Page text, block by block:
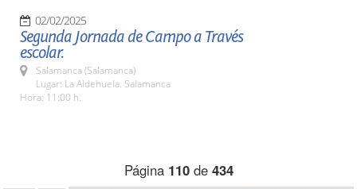
02/02/2025
Segunda Jornada de Campo a Través
escolar.
Salamanca (Salamanca)
Lugar: La Aldehuela. Salamanca
Hora: 11:00 h.
Página 110de 434